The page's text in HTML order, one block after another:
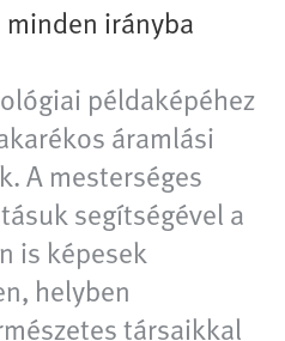
irányba
példaképéhez
áramlási
A mesterséges
segítségével a
is képesek
helyben
társaikkal